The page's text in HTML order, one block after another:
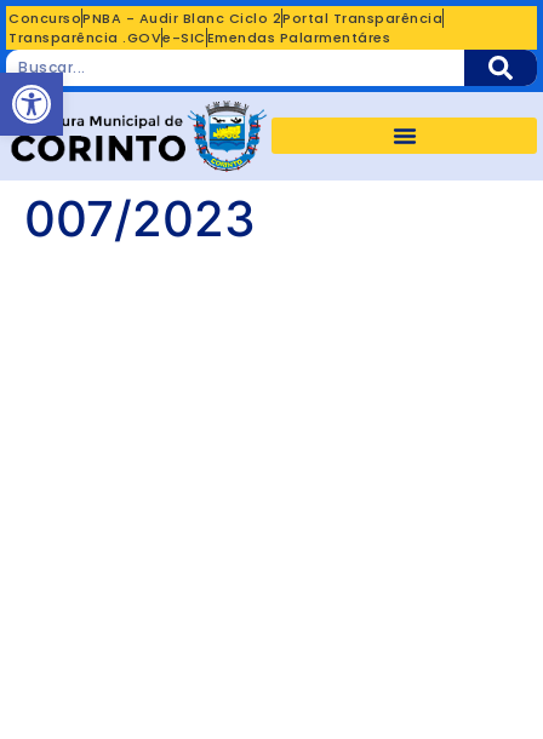
ConcursoPNBA - Audir Blanc Ciclo 2Portal Transparência
Transparência .GOVe-SICEmendas Palarmentáres
007/2023
Abrir a barra de ferramentas